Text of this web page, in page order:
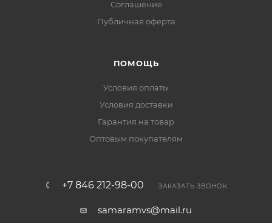
Соглашение
Публичная оферта
ПОМОЩЬ
Условия оплаты
Условия доставки
Гарантия на товар
Оптовым покупателям
+7 846 212-98-00 ЗАКАЗАТЬ ЗВОНОК
samaramvs@mail.ru